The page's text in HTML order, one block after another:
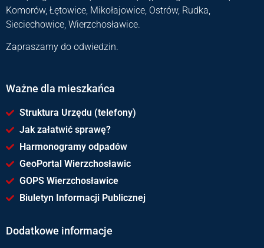
Komorów, Łętowice, Mikołajowice, Ostrów, Rudka,
Sieciechowice, Wierzchosławice.
Zapraszamy do odwiedzin.
Ważne dla mieszkańca
Struktura Urzędu (telefony)
Jak załatwić sprawę?
Harmonogramy odpadów
GeoPortal Wierzchosławic
GOPS Wierzchosławice
Biuletyn Informacji Publicznej
Dodatkowe informacje